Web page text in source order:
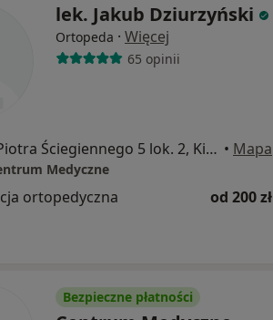
lek. Jakub Dziurzyński
Ortopeda · Więcej
65 opinii
Księdza Piotra Ściegiennego 5 lok. 2, Kielce • Mapa
Medyczne
ortopedyczna od 200 zł
Bezpieczne płatności